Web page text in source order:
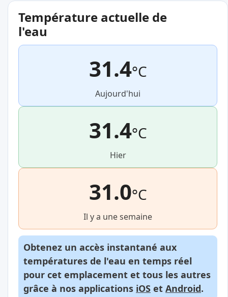
Température actuelle de
l'eau
31.4°C
Aujourd'hui
31.4°C
Hier
31.0°C
Il y a une semaine
Obtenez un accès instantané aux
températures de l'eau en temps réel
pour cet emplacement et tous les autres
grâce à nos applications iOS et Android.